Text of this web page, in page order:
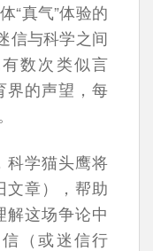
“真气”体验的
信与科学之间
数次类似言
界的声望，每
科学猫头鹰将
文章），帮助
解这场争论中
（或迷信行